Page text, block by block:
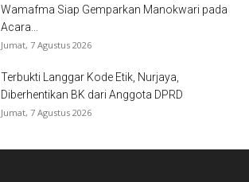
Wamafma Siap Gemparkan Manokwari pada
Acara...
Jumat, 7 Agustus 2026
Terbukti Langgar Kode Etik, Nurjaya,
Diberhentikan BK dari Anggota DPRD
Jumat, 7 Agustus 2026